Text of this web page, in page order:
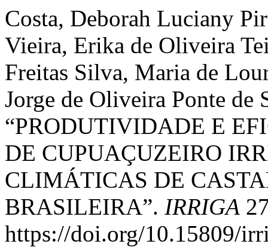
Costa, Deborah Luciany
Vieira, Erika de Oliveira
Freitas Silva, Maria de
Jorge de Oliveira Ponte de
“PRODUTIVIDADE E
DE CUPUAÇUZEIRO
CLIMÁTICAS DE
BRASILEIRA”. IRRIGA
https://doi.org/10.15809/